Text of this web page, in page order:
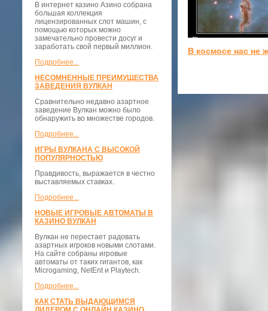
В интернет казино Азино собрана
большая коллекция
лицензированных слот машин, с
помощью которых можно
замечательно провести досуг и
заработать свой первый миллион.
Подробнее...
НЕСОМНЕННЫЕ ПРЕИМУЩЕСТВА
ЗАВЕДЕНИЯ ВУЛКАН
Сравнительно недавно азартное
заведение Вулкан можно было
обнаружить во множестве городов.
Подробнее...
ИГРЫ ВУЛКАНА С ВЫСОКОЙ
ПОПУЛЯРНОСТЬЮ
Правдивость, выражается в честно
выставляемых ставках.
Подробнее...
НОВЫЕ ИГРОВЫЕ АВТОМАТЫ В
КАЗИНО ВУЛКАН
Вулкан не перестает радовать
азартных игроков новыми слотами.
На сайте собраны игровые
автоматы от таких гигантов, как
Microgaming, NetEnt и Playtech.
Подробнее...
КАК СТАТЬ ВЫДАЮЩИМСЯ
В космосе нас не